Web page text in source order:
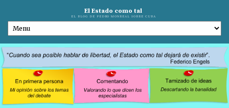
El Estado como tal
EL BLOG DE PEDRO MONREAL SOBRE CUBA